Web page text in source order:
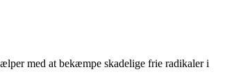
med at bekæmpe skadelige frie radikaler i